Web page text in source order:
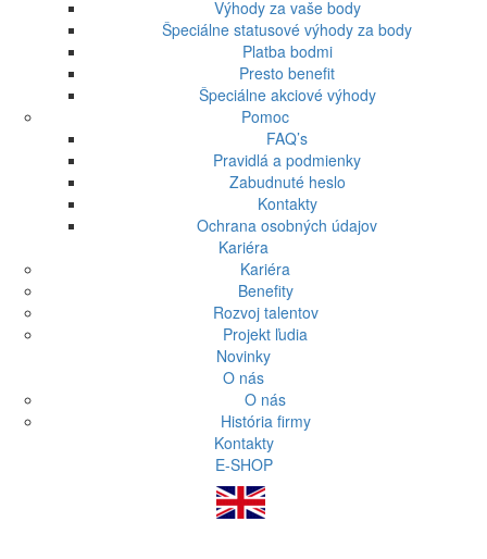
Výhody za vaše body
Špeciálne statusové výhody za body
Platba bodmi
Presto benefit
Špeciálne akciové výhody
Pomoc
FAQ’s
Pravidlá a podmienky
Zabudnuté heslo
Kontakty
Ochrana osobných údajov
Kariéra
Kariéra
Benefity
Rozvoj talentov
Projekt ľudia
Novinky
O nás
O nás
História firmy
Kontakty
E-SHOP